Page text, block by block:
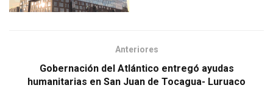
Anteriores
Gobernación del Atlántico entregó ayudas
humanitarias en San Juan de Tocagua- Luruaco